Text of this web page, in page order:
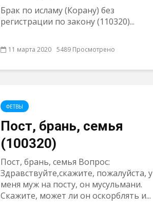
Брак по исламу (Корану) без
регистрации по закону (110320)...
11 марта 2020 5489 Просмотрено
ФЕТВЫ
Пост, брань, семья
(100320)
Пост, брань, семья Вопрос:
Здравствуйте,скажите, пожалуйста, у
меня муж на посту, он мусульмани.
Скажите, может ли он оскорблять и...